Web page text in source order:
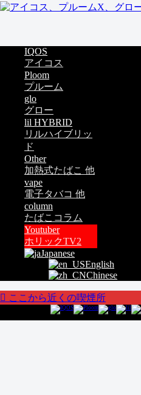
IQOS
アイコス
Ploom
プルーム
glo
グロー
lil HYBRID
リルハイブリッ
ド
Other
加熱式たばこ 他
vape
電子タバコ 他
column
たばこコラム
Youtuber
ホリックTV2
Japanese
English
Chinese
ここから近くの喫煙所